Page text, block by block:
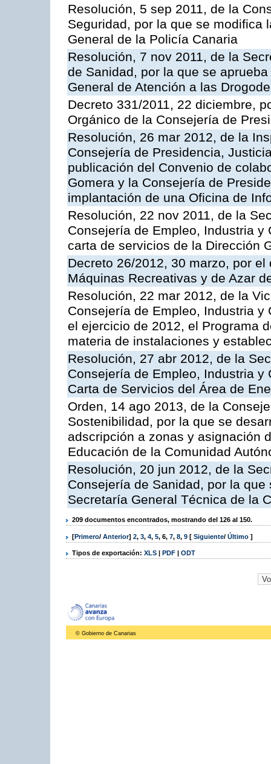
Resolución, 5 sep 2011, de la
Seguridad, por la que se modifica
General de la Policía Canaria
Resolución, 7 nov 2011, de la
de Sanidad, por la que se
General de Atención a las
Decreto 331/2011, 22 diciembre,
Orgánico de la Consejería de
Resolución, 26 mar 2012, de la
Consejería de Presidencia,
publicación del Convenio de
Gomera y la Consejería de
implantación de una Oficina de
Resolución, 22 nov 2011, de la
Consejería de Empleo, Industria
carta de servicios de la Dirección
Decreto 26/2012, 30 marzo, por
Máquinas Recreativas y de Azar
Resolución, 22 mar 2012, de la
Consejería de Empleo, Industria
el ejercicio de 2012, el Programa
materia de instalaciones y
Resolución, 27 abr 2012, de la
Consejería de Empleo, Industria
Carta de Servicios del Área de
Orden, 14 ago 2013, de la
Sostenibilidad, por la que se
adscripción a zonas y asignación
Educación de la Comunidad
Resolución, 20 jun 2012, de la
Consejería de Sanidad, por la
Secretaría General Técnica de la
209 documentos encontrados, mostrando del 126 al 150.
[Primero/ Anterior] 2, 3, 4, 5, 6, 7, 8, 9 [ Siguiente/ Último ]
Tipos de exportación: XLS | PDF | ODT
© Gobierno de Canarias